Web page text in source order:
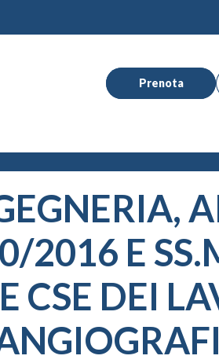
Prenota
2016 E
CSE DEI